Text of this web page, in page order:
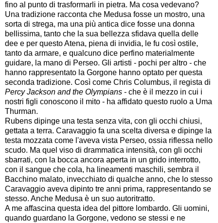
fino al punto di trasformarli in pietra. Ma cosa vedevano?
Una tradizione racconta che Medusa fosse un mostro, una
sorta di strega, ma una più antica dice fosse una donna
bellissima, tanto che la sua bellezza sfidava quella delle
dee e per questo Atena, piena di invidia, le fu così ostile,
tanto da armare, e qualcuno dice perfino materialmente
guidare, la mano di Perseo. Gli artisti - pochi per altro - che
hanno rappresentato la Gorgone hanno optato per questa
seconda tradizione. Così come Chris Columbus, il regista di
Percy Jackson and the Olympians - che è il mezzo in cui i
nostri figli conoscono il mito - ha affidato questo ruolo a Uma
Thurman.
Rubens dipinge una testa senza vita, con gli occhi chiusi,
gettata a terra. Caravaggio fa una scelta diversa e dipinge la
testa mozzata come l'aveva vista Perseo, ossia riflessa nello
scudo. Ma quel viso di drammatica intensità, con gli occhi
sbarrati, con la bocca ancora aperta in un grido interrotto,
con il sangue che cola, ha lineamenti maschili, sembra il
Bacchino malato, invecchiato di qualche anno, che lo stesso
Caravaggio aveva dipinto tre anni prima, rappresentando se
stesso. Anche Medusa è un suo autoritratto.
A me affascina questa idea del pittore lombardo. Gli uomini,
quando guardano la Gorgone, vedono se stessi e ne